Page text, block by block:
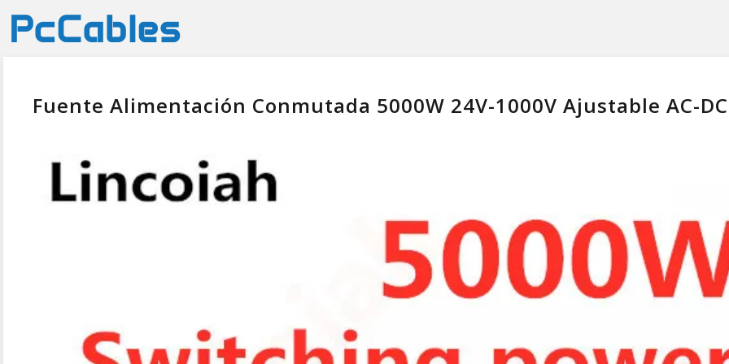
Fuente Alimentación Conmutada 5000W 24V-1000V Ajustable AC-DC